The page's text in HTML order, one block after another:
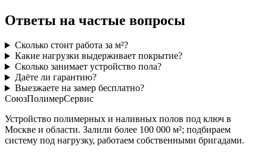
Ответы на частые вопросы
Сколько стоит работа за м²?
Какие нагрузки выдерживает покрытие?
Сколько занимает устройство пола?
Даёте ли гарантию?
Выезжаете на замер бесплатно?
СоюзПолимерСервис
Устройство полимерных и наливных полов под ключ в
Москве и области. Залили более 100 000 м²; подбираем
систему под нагрузку, работаем собственными бригадами.